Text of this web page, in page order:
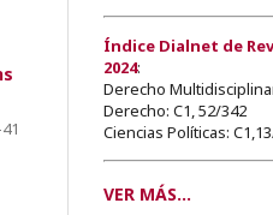
Índice Dialnet de
2024:
Derecho
Derecho: C1, 52/342
Ciencias Políticas:
VER MÁS...